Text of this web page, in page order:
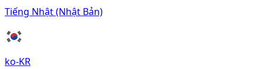
Tiếng Nhật (Nhật Bản)
ko-KR